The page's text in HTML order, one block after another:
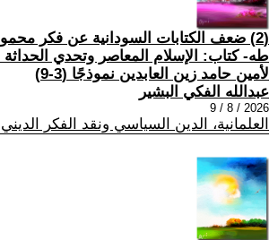
(2) ضعف الكتابات السودانية عن فكر
لأمين حامد زين العابدين نموذجًا (3-9)
عبدالله الفكي البشير
2026 / 8 / 9
العلمانية، الدين السياسي ونقد الفكر الديني